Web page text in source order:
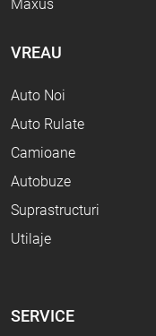
Maxus
VREAU
Auto Noi
Auto Rulate
Camioane
Autobuze
Suprastructuri
Utilaje
SERVICE